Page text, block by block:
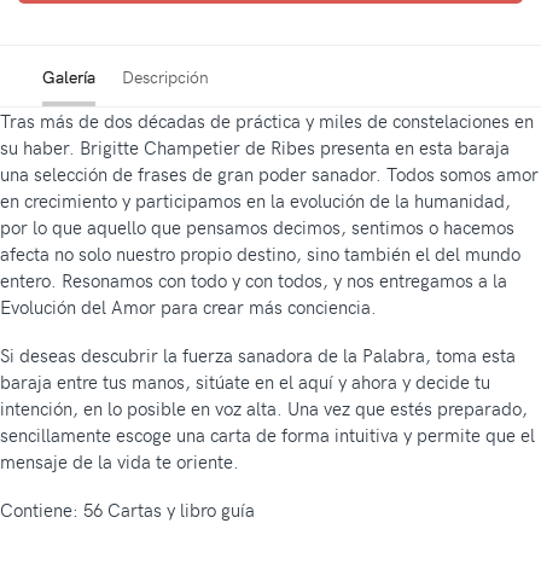
Galería Descripción
Tras más de dos décadas de práctica y miles de constelaciones en
su haber. Brigitte Champetier de Ribes presenta en esta baraja
una selección de frases de gran poder sanador. Todos somos amor
en crecimiento y participamos en la evolución de la humanidad,
por lo que aquello que pensamos decimos, sentimos o hacemos
afecta no solo nuestro propio destino, sino también el del mundo
entero. Resonamos con todo y con todos, y nos entregamos a la
Evolución del Amor para crear más conciencia.
Si deseas descubrir la fuerza sanadora de la Palabra, toma esta
baraja entre tus manos, sitúate en el aquí y ahora y decide tu
intención, en lo posible en voz alta. Una vez que estés preparado,
sencillamente escoge una carta de forma intuitiva y permite que el
mensaje de la vida te oriente.
Contiene: 56 Cartas y libro guía